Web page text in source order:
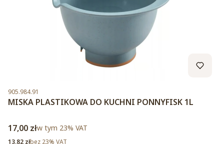
Kod produktu
905.984.91
MISKA PLASTIKOWA DO KUCHNI PONNYFISK 1L
Cena brutto
17,00 złw tym %s VAT
w tym 23% VAT
Cena netto
13,82 złbez 23% VAT